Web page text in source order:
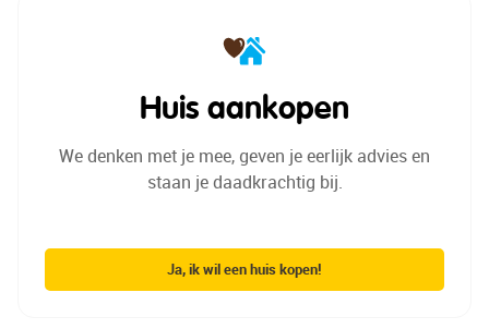
Huis aankopen
We denken met je mee, geven jeeerlijk advies en
staan jedaadkrachtig bij.
Ja, ik wil een huis kopen!